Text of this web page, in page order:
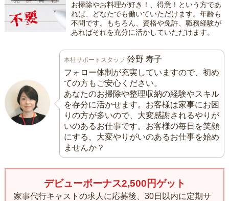
お掃除やお料理が好き！、得意！という方であ
れば、どなたでも働いていただけます。年齢も
不問です。もちろん、資格や免許、職務経験が
あればそれを充分に活かしていただけます。
本社サポートスタッフ 鈴野 寿子
フォロー体制が充実していますので、初め
ての方もご安心ください。
あなたのお掃除や整理収納の経験やスキル
を存分に活かせます。お客様は家事にお困
りの方が多いので、大変感謝されるやりが
いのあるお仕事です。お客様の毎日を笑顔
にする、大変やりがいのあるお仕事を始め
ませんか？
デビューボーナス2,500円ゲット
家事代行キャストの求人に応募後、30日以内に定期サ